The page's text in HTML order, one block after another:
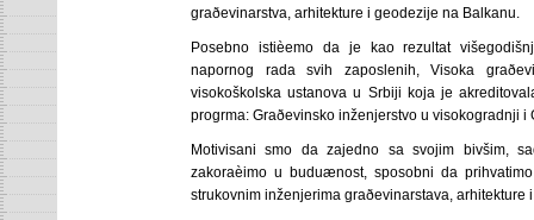
graðevinarstva, arhitekture i geodezije na Balkanu.
Posebno istièemo da je kao rezultat
napornog rada svih zaposlenih, Visoka
visokoškolska ustanova u Srbiji koja je
progrma: Graðevinsko inženjerstvo u visokogradnji i
Motivisani smo da zajedno sa svojim bivšim,
zakoraèimo u buduænost, sposobni da
strukovnim inženjerima graðevinarstava, arhitekture